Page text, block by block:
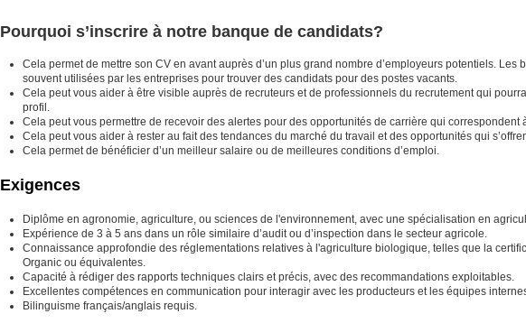
Pourquoi s’inscrire à notre banque de candidats?
Cela permet de mettre son CV en avant auprès d’un plus grand nombre d’employeurs potentiels. Les
souvent utilisées par les entreprises pour trouver des candidats pour des postes vacants.
Cela peut vous aider à être visible auprès de recruteurs et de professionnels du recrutement qui
profil.
Cela peut vous permettre de recevoir des alertes pour des opportunités de carrière qui correspondent
Cela peut vous aider à rester au fait des tendances du marché du travail et des opportunités qui
Cela permet de bénéficier d’un meilleur salaire ou de meilleures conditions d’emploi.
Exigences
Diplôme en agronomie, agriculture, ou sciences de l'environnement, avec une spécialisation en
Expérience de 3 à 5 ans dans un rôle similaire d’audit ou d’inspection dans le secteur agricole.
Connaissance approfondie des réglementations relatives à l'agriculture biologique, telles que la
Organic ou équivalentes.
Capacité à rédiger des rapports techniques clairs et précis, avec des recommandations exploitables.
Excellentes compétences en communication pour interagir avec les producteurs et les équipes
Bilinguisme français/anglais requis.